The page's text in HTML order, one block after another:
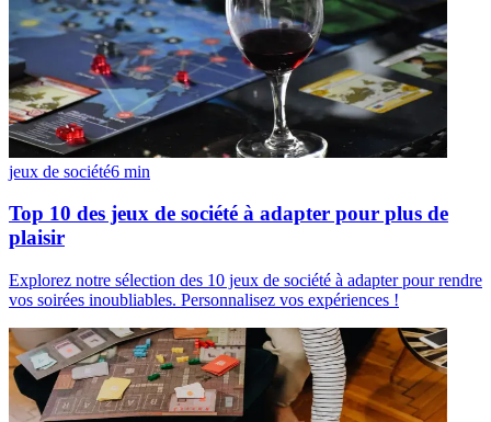
jeux de société6 min
Top 10 des jeux de société à adapter pour plus de
plaisir
Explorez notre sélection des 10 jeux de société à adapter pour rendre
vos soirées inoubliables. Personnalisez vos expériences !